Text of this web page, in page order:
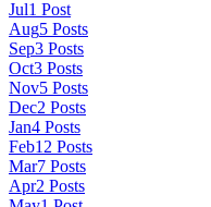
Jul1 Post
Aug5 Posts
Sep3 Posts
Oct3 Posts
Nov5 Posts
Dec2 Posts
Jan4 Posts
Feb12 Posts
Mar7 Posts
Apr2 Posts